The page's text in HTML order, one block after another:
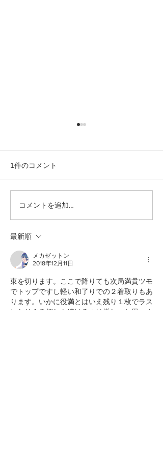
タクミルストアをオープ
ンしました！
1件のコメント
コメントを追加…
最新順
メカゼットン
2018年12月11日
東を切ります。ここで降りても次局満貫ツモ
でトップですし軽い和了りでの２着取りもあ
ります。いかに役満とはいえ残り１枚でラス
になりうる押しを続けるのは厳しいと思いま